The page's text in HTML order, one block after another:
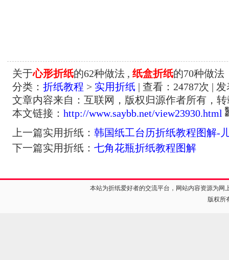
关于心形折纸的62种做法 , 纸盒折纸的70种做法
分类： 折纸教程 > 实用折纸 | 查看： 24787次 | 发
文章内容来自：互联网，版权归源作者所有，
本文链接： http://www.saybb.net/view23930.html
上一篇实用折纸： 韩国纸工台历折纸教程图解-
下一篇实用折纸： 七角花瓶折纸教程图解
本站为折纸爱好者的交流平台，网站内容资源为
版权所